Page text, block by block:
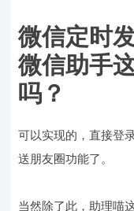
微信定时
微信助手
吗？
可以实现的，直接登
送朋友圈功能了。
当然除了此，助理喵